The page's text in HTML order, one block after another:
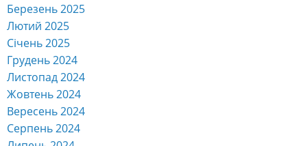
Березень 2025
Лютий 2025
Січень 2025
Грудень 2024
Листопад 2024
Жовтень 2024
Вересень 2024
Серпень 2024